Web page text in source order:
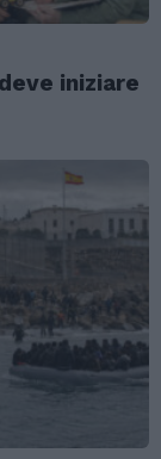
iniziare